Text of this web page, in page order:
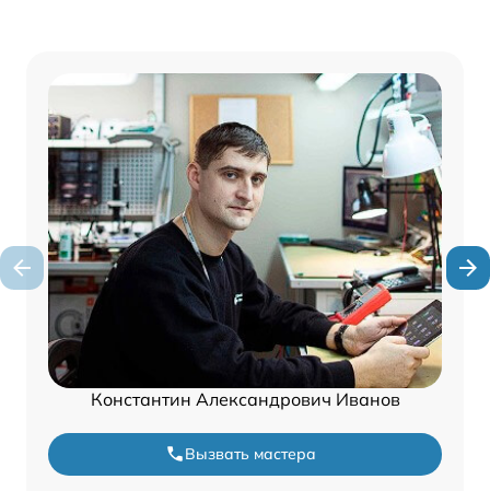
Константин Александрович Иванов
Вызвать мастера